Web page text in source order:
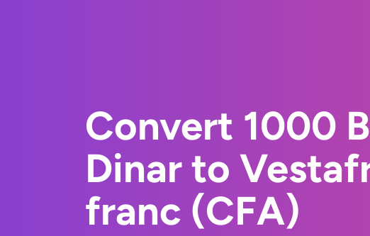
Convert 1000
Dinar to
franc (CFA)